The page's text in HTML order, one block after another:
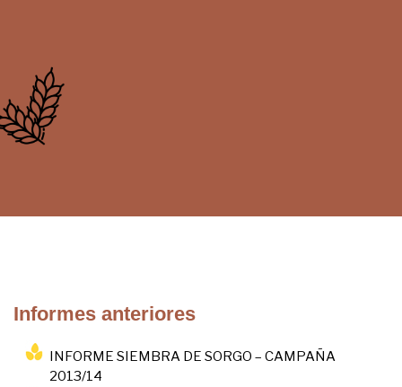
Informes anteriores
INFORME SIEMBRA DE SORGO – CAMPAÑA
2013/14